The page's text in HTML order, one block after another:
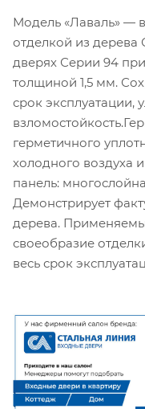
Модель «Лаваль» —
отделкой из дерева
дверях Серии 94
толщиной 1,5 мм.
срок эксплуатации,
герметичного
холодного воздуха
панель:
Демонстрирует
дерева.
своеобразие
весь срок